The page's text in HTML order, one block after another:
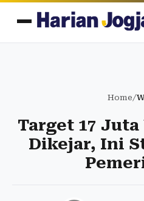
Home/
Target 17 Juta
Dikejar, Ini